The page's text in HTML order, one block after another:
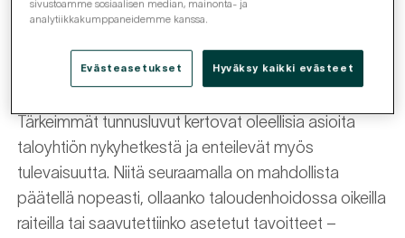
tuloslaskelmasta ilmenevät hoitokulut,
vastikerahoituslaskelman kertoma rahoitustilanne
sekä taseen vastikesaamiset ja ennakot.
Tärkeimmät tunnusluvut kertovat oleellisia asioita
taloyhtiön nykyhetkestä ja enteilevät myös
tulevaisuutta. Niitä seuraamalla on mahdollista
päätellä nopeasti, ollaanko taloudenhoidossa oikeilla
raiteilla tai saavutettiinko asetetut tavoitteet –
sivustoamme sosiaalisen median, mainonta- ja
analytiikkakumppaneidemme kanssa.
Evästeasetukset Hyväksy kaikki evästeet